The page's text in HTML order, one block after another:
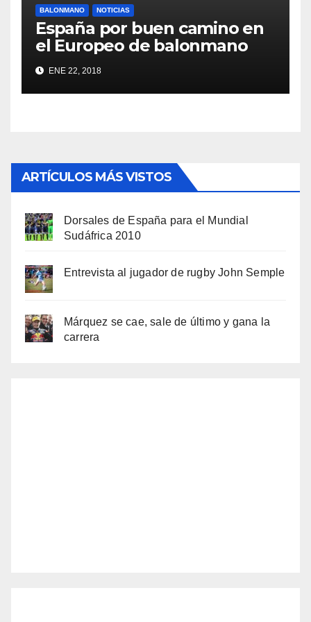
BALONMANO NOTICIAS
España por buen camino en
el Europeo de balonmano
ENE 22, 2018
ARTÍCULOS MÁS VISTOS
Dorsales de España para el Mundial
Sudáfrica 2010
Entrevista al jugador de rugby John Semple
Márquez se cae, sale de último y gana la
carrera